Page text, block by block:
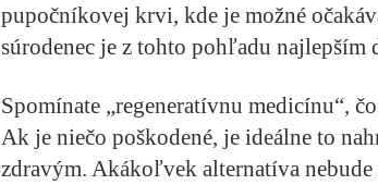
pupočníkovej krvi, kde je možné
súrodenec je z tohto pohľadu najlepším
Spomínate „regeneratívnu medicínu“,
Ak je niečo poškodené, je ideálne to
zdravým. Akákoľvek alternatíva